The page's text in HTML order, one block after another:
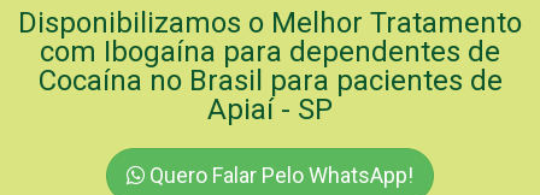
Disponibilizamos o Melhor Tratamento
com Ibogaína para dependentes de
Cocaína no Brasil para pacientes de
Apiaí - SP
Quero Falar Pelo WhatsApp!